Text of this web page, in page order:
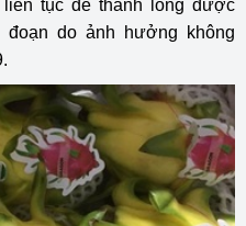
tục để thanh long được
do ảnh hưởng không